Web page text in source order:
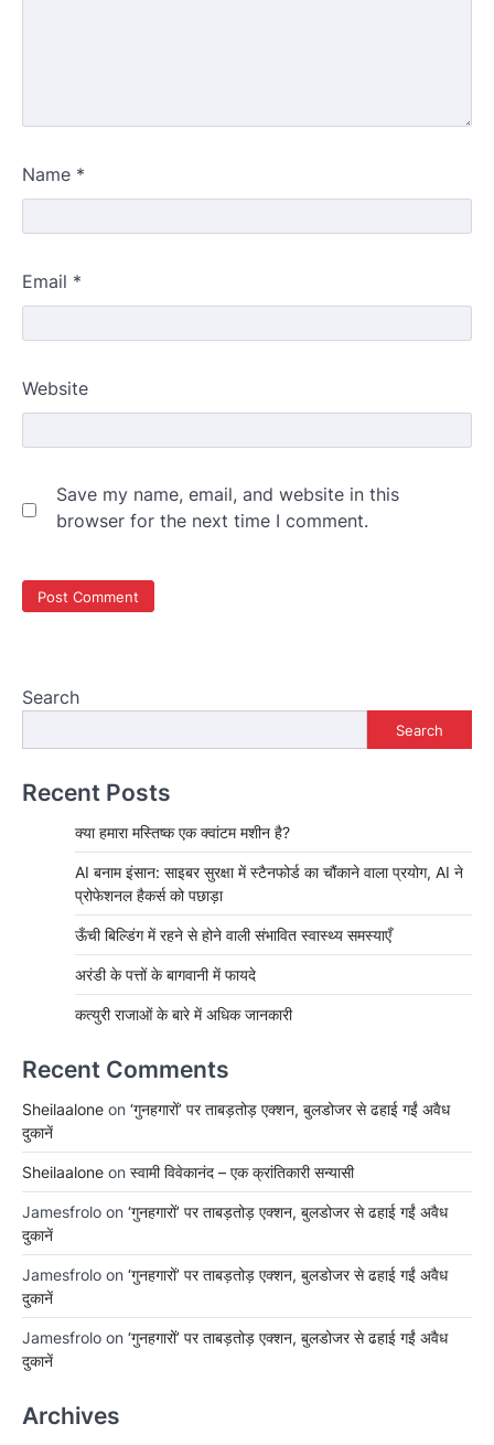
Name *
Email *
Website
Save my name, email, and website in this
browser for the next time I comment.
Search
Search
Recent Posts
क्या हमारा मस्तिष्क एक क्वांटम मशीन है?
AI बनाम इंसान: साइबर सुरक्षा में स्टैनफोर्ड का चौंकाने वाला प्रयोग, AI ने
प्रोफेशनल हैकर्स को पछाड़ा
ऊँची बिल्डिंग में रहने से होने वाली संभावित स्वास्थ्य समस्याएँ
अरंडी के पत्तों के बागवानी में फायदे
कत्युरी राजाओं के बारे में अधिक जानकारी
Recent Comments
Sheilaalone on ‘गुनहगारों’ पर ताबड़तोड़ एक्शन, बुलडोजर से ढहाई गईं अवैध
दुकानें
Sheilaalone on स्वामी विवेकानंद – एक क्रांतिकारी सन्यासी
Jamesfrolo on ‘गुनहगारों’ पर ताबड़तोड़ एक्शन, बुलडोजर से ढहाई गईं अवैध
दुकानें
Jamesfrolo on ‘गुनहगारों’ पर ताबड़तोड़ एक्शन, बुलडोजर से ढहाई गईं अवैध
दुकानें
Jamesfrolo on ‘गुनहगारों’ पर ताबड़तोड़ एक्शन, बुलडोजर से ढहाई गईं अवैध
दुकानें
Archives